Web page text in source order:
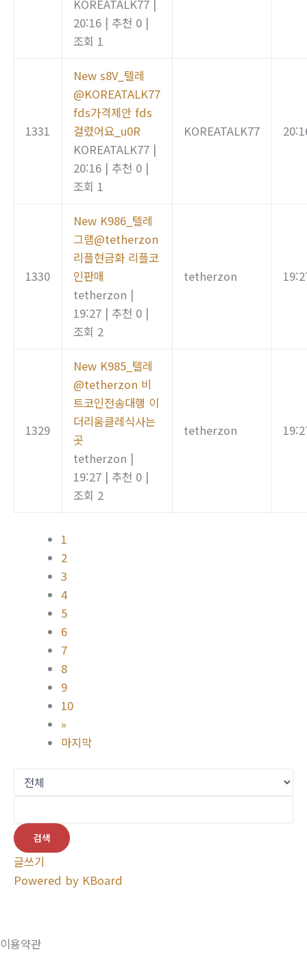
KOREATALK77
20:16 | 추천 0 |
조회 1
1331
New s8V_텔레
@KOREATALK77
fds가격제안 fds
걸렸어요_u0R
KOREATALK77 |
20:16 | 추천 0 |
조회 1
KOREATALK77
1330
New K986_텔레
그램@tetherzon
리플현금화 리플코
인판매
tetherzon |
19:27 | 추천 0 |
조회 2
tetherzon
1329
New K985_텔레
@tetherzon 비
트코인전송대행 이
더리움클레식사는
곳
tetherzon |
19:27 | 추천 0 |
조회 2
tetherzon
1
2
3
4
5
6
7
8
9
10
»
마지막
검색
글쓰기
Powered by KBoard
이용약관